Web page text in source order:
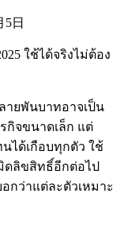
5日
ใช้ได้จริงไม่ต้อง
ลายพันบาทอาจเป็น
กิจขนาดเล็ก แต่
ได้เกือบทุกตัว ใช้
ดลิขสิทธิ์อีกต่อไป
กว่าแต่ละตัวเหมาะ